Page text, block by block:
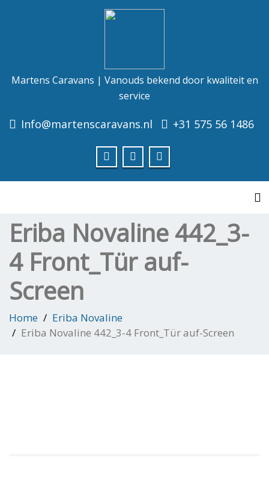
Martens Caravans | Vanouds bekend door kwaliteit en
service
Info@martenscaravans.nl +31 575 56 1486
Eriba Novaline 442_3-
4 Front_Tür auf-
Screen
Home
Eriba Novaline
Eriba Novaline 442_3-4 Front_Tür auf-Screen